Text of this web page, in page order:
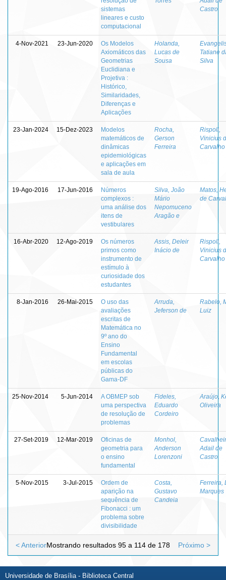
sistemas
lineares e custo
computacional
Castro
4-Nov-2021 23-Jun-2020
Os Modelos
Axiomáticos das
Geometrias
Euclidiana e
Projetiva :
Histórico,
Similaridades,
Diferenças e
Aplicações
Holanda,
Lucas de
Sousa
Tatiane
Silva
23-Jan-2024 15-Dez-2023
Modelos
matemáticos de
dinâmicas
epidemiológicas
e aplicações em
sala de aula
Rocha,
Gerson
Ferreira
Rispoli,
Vinicius
Carvalho
19-Ago-2016 17-Jun-2016
Números
complexos :
uma análise dos
itens de
vestibulares
Silva, João
Mário
Nepomuceno
Aragão e
Matos,
de
16-Abr-2020 12-Ago-2019
Os números
primos como
instrumento de
estímulo à
curiosidade dos
estudantes
Assis, Deleir
Inácio de
Rispoli,
Vinicius
Carvalho
8-Jan-2016 26-Mai-2015
O uso das
avaliações
escritas de
Matemática no
9º ano do
Ensino
Fundamental
em escolas
públicas do
Gama-DF
Arruda,
Jeferson de
Rabelo,
Luiz
25-Nov-2014 5-Jun-2014
A OBMEP sob
uma perspectiva
de resolução de
problemas
Fideles,
Eduardo
Cordeiro
Araújo,
Oliveira
27-Set-2019 12-Mar-2019
Oficinas de
geometria para
o ensino
fundamental
Monhol,
Anderson
Lorenzoni
Adail de
Castro
5-Nov-2015 3-Jul-2015
Ordem de
aparição na
sequência de
Fibonacci : um
problema sobre
divisibilidade
Costa,
Gustavo
Candeia
Ferreira,
Marques
Mostrando resultados 95 a 114 de 178
< Anterior Próximo >
Universidade de Brasília - Biblioteca Central